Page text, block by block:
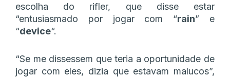
escolha do rifler, que disse estar
“entusiasmado por jogar com “rain” e
“device“.
“Se me dissessem que teria a oportunidade de
jogar com eles, dizia que estavam malucos”,